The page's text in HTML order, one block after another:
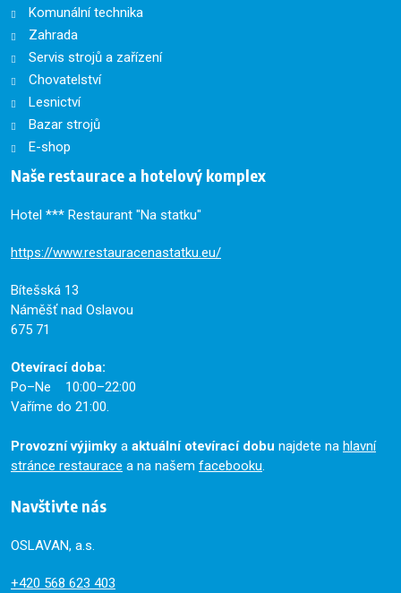
Komunální technika
Zahrada
Servis strojů a zařízení
Chovatelství
Lesnictví
Bazar strojů
E-shop
Naše restaurace a hotelový komplex
Hotel *** Restaurant "Na statku"
https://www.restauracenastatku.eu/
Bítešská 13
Náměšť nad Oslavou
675 71
Otevírací doba:
Po–Ne 10:00–22:00
Vaříme do 21:00.
Provozní výjimky a aktuální otevírací dobu najdete na hlavní
stránce restaurace a na našem facebooku.
Navštivte nás
OSLAVAN, a.s.
+420 568 623 403